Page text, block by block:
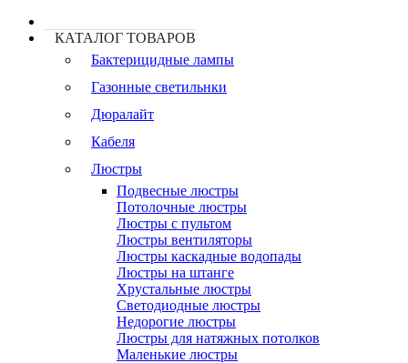
КАТАЛОГ ТОВАРОВ
Бактерицидные лампы
Газонные светильнки
Дюралайт
Кабеля
Люстры
Подвесные люстры
Потолочные люстры
Люстры с пультом
Люстры вентиляторы
Люстры каскадные водопады
Люстры на штанге
Хрустальные люстры
Светодиодные люстры
Недорогие люстры
Люстры для натяжных потолков
Маленькие люстры